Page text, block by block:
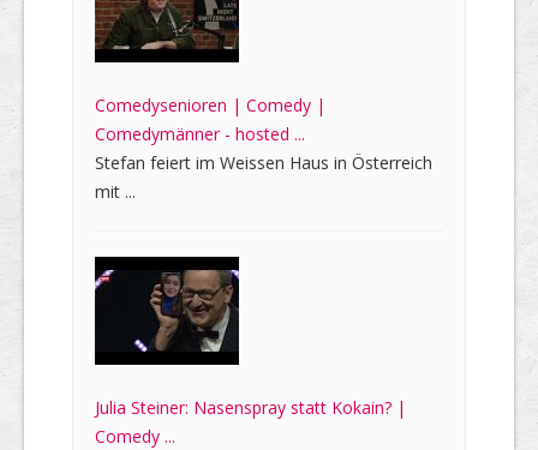
Comedysenioren | Comedy |
Comedymänner - hosted ...
Stefan feiert im Weissen Haus in Österreich
mit ...
Julia Steiner: Nasenspray statt Kokain? |
Comedy ...